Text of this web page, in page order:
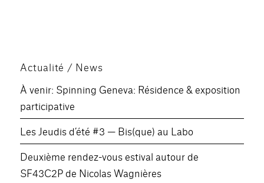
Actualité / News
À venir: Spinning Geneva: Résidence & exposition
participative
Les Jeudis d’été #3 — Bis(que) au Labo
Deuxième rendez-vous estival autour de
SF43C2P de Nicolas Wagnières